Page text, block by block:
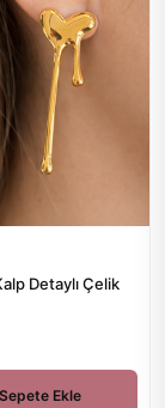
Detaylı Çelik
Sepete Ekle